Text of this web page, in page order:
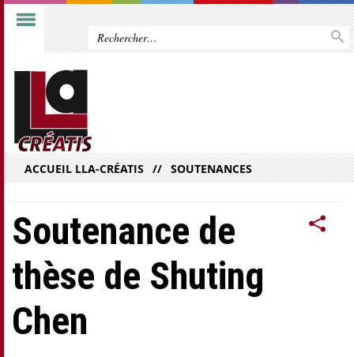
ACCUEIL LLA-CRÉATIS SOUTENANCES
Soutenance de
thèse de Shuting
Chen